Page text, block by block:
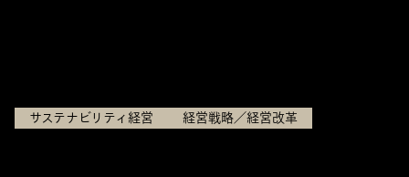
サステナビリティ経営 経営戦略／経営改革